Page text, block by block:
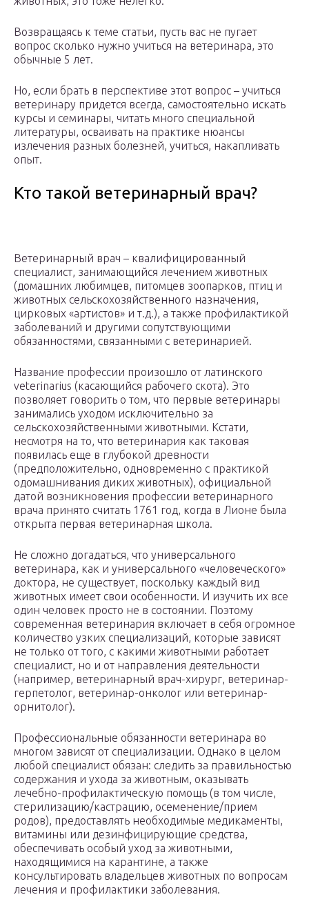
Возвращаясь к теме статьи, пусть вас не пугает
вопрос сколько нужно учиться на ветеринара, это
обычные 5 лет.
Но, если брать в перспективе этот вопрос – учиться
ветеринару придется всегда, самостоятельно искать
курсы и семинары, читать много специальной
литературы, осваивать на практике нюансы
излечения разных болезней, учиться, накапливать
опыт.
Кто такой ветеринарный врач?
Ветеринарный врач – квалифицированный
специалист, занимающийся лечением животных
(домашних любимцев, питомцев зоопарков, птиц и
животных сельскохозяйственного назначения,
цирковых «артистов» и т.д.), а также профилактикой
заболеваний и другими сопутствующими
обязанностями, связанными с ветеринарией.
Название профессии произошло от латинского
veterinarius (касающийся рабочего скота). Это
позволяет говорить о том, что первые ветеринары
занимались уходом исключительно за
сельскохозяйственными животными. Кстати,
несмотря на то, что ветеринария как таковая
появилась еще в глубокой древности
(предположительно, одновременно с практикой
одомашнивания диких животных), официальной
датой возникновения профессии ветеринарного
врача принято считать 1761 год, когда в Лионе была
открыта первая ветеринарная школа.
Не сложно догадаться, что универсального
ветеринара, как и универсального «человеческого»
доктора, не существует, поскольку каждый вид
животных имеет свои особенности. И изучить их все
один человек просто не в состоянии. Поэтому
современная ветеринария включает в себя огромное
количество узких специализаций, которые зависят
не только от того, с какими животными работает
специалист, но и от направления деятельности
(например, ветеринарный врач-хирург, ветеринар-
герпетолог, ветеринар-онколог или ветеринар-
орнитолог).
Профессиональные обязанности ветеринара во
многом зависят от специализации. Однако в целом
любой специалист обязан: следить за правильностью
содержания и ухода за животным, оказывать
лечебно-профилактическую помощь (в том числе,
стерилизацию/кастрацию, осеменение/прием
родов), предоставлять необходимые медикаменты,
витамины или дезинфицирующие средства,
обеспечивать особый уход за животными,
находящимися на карантине, а также
консультировать владельцев животных по вопросам
лечения и профилактики заболевания.